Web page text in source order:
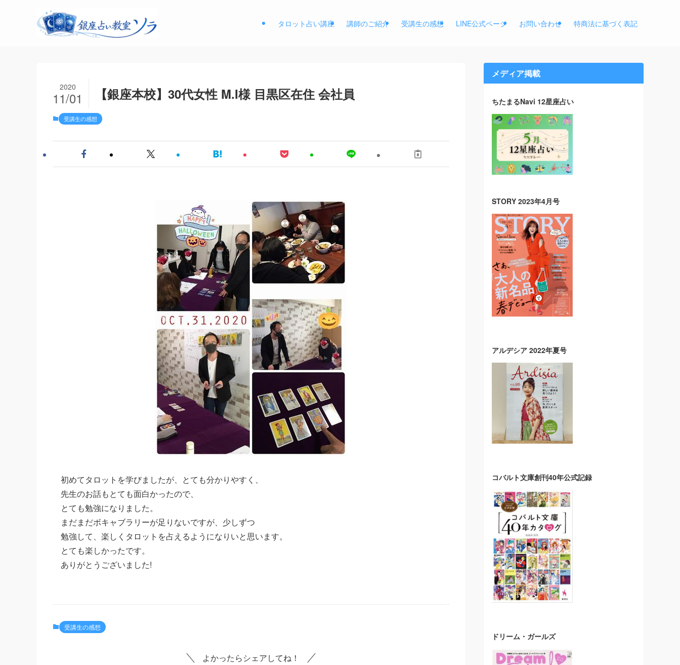
タロット占い講座 講師のご紹介 受講生の感想 LINE公式ページ お問い合わせ 特商法に基づく表記
【銀座本校】30代女性 M.I様 目黒区在住 会社員
2020
11/01
受講生の感想
初めてタロットを学びましたが、とても分かりやすく、
先生のお話もとても面白かったので、
とても勉強になりました。
まだまだボキャブラリーが足りないですが、少しずつ
勉強して、楽しくタロットを占えるようになりいと思います。
とても楽しかったです。
ありがとうございました!
受講生の感想
よかったらシェアしてね！
メディア掲載
ちたまるNavi 12星座占い
STORY 2023年4月号
アルデシア 2022年夏号
コバルト文庫創刊40年公式記録
ドリーム・ガールズ